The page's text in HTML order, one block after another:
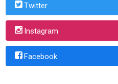
Twitter
Instagram
Facebook